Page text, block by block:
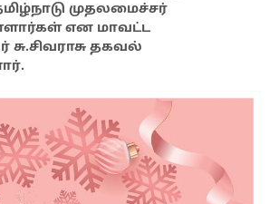
முதலமைச்சர்
என மாவட்ட
தகவல்